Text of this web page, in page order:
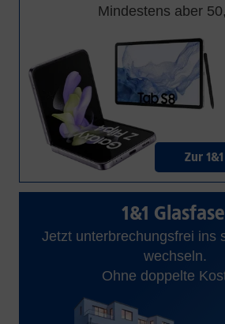
Mindestens aber
Zur
1&1
Jetzt unterbrechungsfrei ins
wechseln.
Ohne doppelte